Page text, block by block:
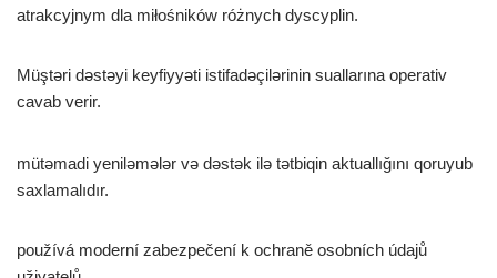
atrakcyjnym dla miłośników różnych dyscyplin.
Müştəri dəstəyi keyfiyyəti istifadəçilərinin suallarına operativ
cavab verir.
mütəmadi yeniləmələr və dəstək ilə tətbiqin aktuallığını qoruyub
saxlamalıdır.
používá moderní zabezpečení k ochraně osobních údajů